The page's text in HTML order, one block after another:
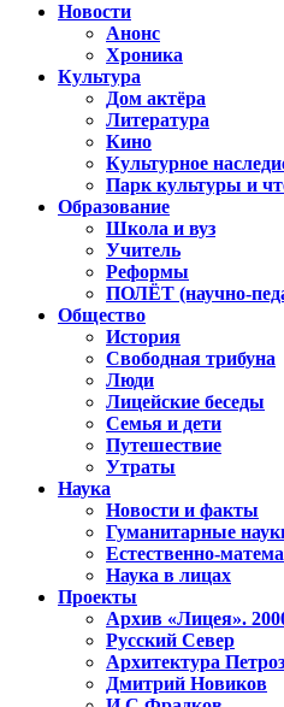
Новости
Анонс
Хроника
Культура
Дом актёра
Литература
Кино
Культурное
Парк культуры и
Образование
Школа и вуз
Учитель
Реформы
ПОЛЁТ (научно-
Общество
История
Свободная трибуна
Люди
Лицейские беседы
Семья и дети
Путешествие
Утраты
Наука
Новости и факты
Гуманитарные
Естественно-
Наука в лицах
Проекты
Архив «Лицея».
Русский Север
Архитектура
Дмитрий Новиков